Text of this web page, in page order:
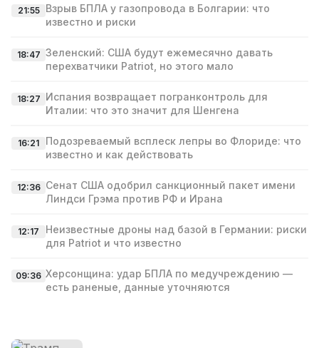
21:55
Взрыв БПЛА у газопровода в Болгарии: что
известно и риски
18:47 Зеленский: США будут ежемесячно давать
перехватчики Patriot, но этого мало
18:27 Испания возвращает погранконтроль для
Италии: что это значит для Шенгена
16:21
Подозреваемый всплеск лепры во Флориде: что
известно и как действовать
12:36 Сенат США одобрил санкционный пакет имени
Линдси Грэма против РФ и Ирана
12:17
Неизвестные дроны над базой в Германии: риски
для Patriot и что известно
09:36 Херсонщина: удар БПЛА по медучреждению —
есть раненые, данные уточняются